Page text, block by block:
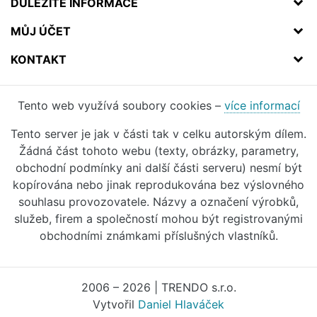
DŮLEŽITÉ INFORMACE
MŮJ ÚČET
KONTAKT
Tento web využívá soubory cookies – více informací
Tento server je jak v části tak v celku autorským dílem.
Žádná část tohoto webu (texty, obrázky, parametry,
obchodní podmínky ani další části serveru) nesmí být
kopírována nebo jinak reprodukována bez výslovného
souhlasu provozovatele. Názvy a označení výrobků,
služeb, firem a společností mohou být registrovanými
obchodními známkami příslušných vlastníků.
2006 – 2026 | TRENDO s.r.o.
Vytvořil Daniel Hlaváček